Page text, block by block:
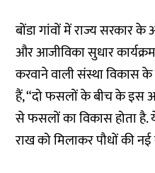
बोंडा गांवों में राज्य सरकार
और आजीविका सुधार
करवाने वाली संस्था विकास के
हैं, “दो फसलों के बीच के इस
से फसलों का विकास होता
राख को मिलाकर पौधों की